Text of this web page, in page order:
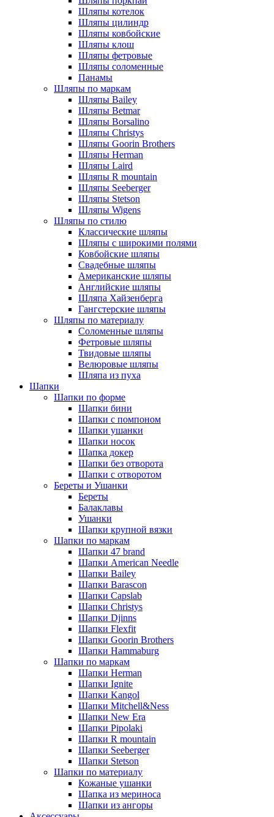
Шляпы котелок
Шляпы цилиндр
Шляпы ковбойские
Шляпы клош
Шляпы фетровые
Шляпы соломенные
Панамы
Шляпы по маркам
Шляпы Bailey
Шляпы Betmar
Шляпы Borsalino
Шляпы Christys
Шляпы Goorin Brothers
Шляпы Herman
Шляпы Laird
Шляпы R mountain
Шляпы Seeberger
Шляпы Stetson
Шляпы Wigens
Шляпы по стилю
Классические шляпы
Шляпы с широкими полями
Ковбойские шляпы
Свадебные шляпы
Американские шляпы
Английские шляпы
Шляпа Хайзенберга
Гангстерские шляпы
Шляпы по материалу
Соломенные шляпы
Фетровые шляпы
Твидовые шляпы
Велюровые шляпы
Шляпа из пуха
Шапки
Шапки по форме
Шапки бини
Шапки с помпоном
Шапки ушанки
Шапки носок
Шапка докер
Шапки без отворота
Шапки с отворотом
Береты и Ушанки
Береты
Балаклавы
Ушанки
Шапки крупной вязки
Шапки по маркам
Шапки 47 brand
Шапки American Needle
Шапки Bailey
Шапки Barascon
Шапки Capslab
Шапки Christys
Шапки Djinns
Шапки Flexfit
Шапки Goorin Brothers
Шапки Hammaburg
Шапки по маркам
Шапки Herman
Шапки Ignite
Шапки Kangol
Шапки Mitchell&Ness
Шапки New Era
Шапки Pipolaki
Шапки R mountain
Шапки Seeberger
Шапки Stetson
Шапки по материалу
Кожаные ушанки
Шапка из мериноса
Шапки из ангоры